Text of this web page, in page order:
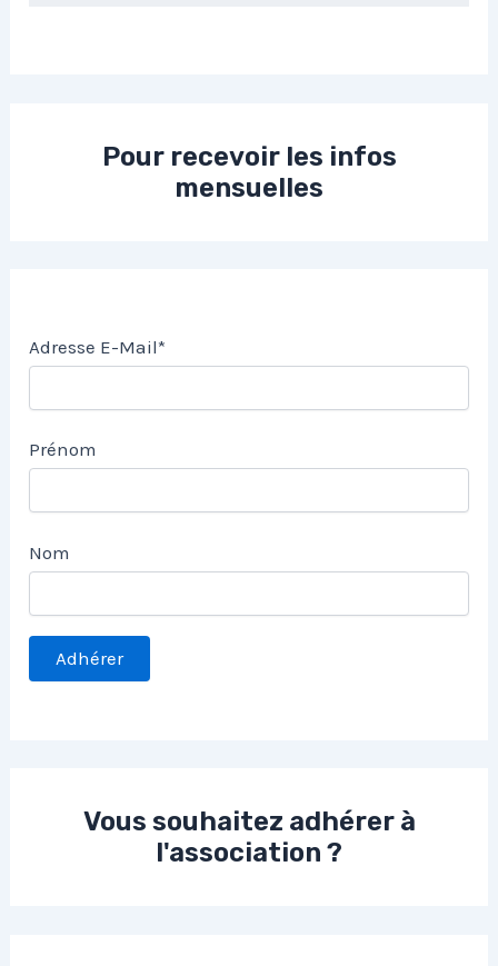
Pour recevoir les infos
mensuelles
Adresse E-Mail*
Prénom
Nom
Vous souhaitez adhérer à
l'association ?